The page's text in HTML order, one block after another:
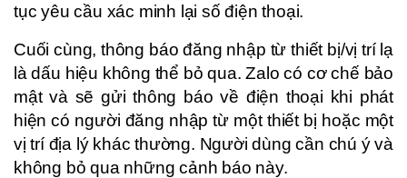
tục yêu cầu xác minh lại số điện thoại.
Cuối cùng, thông báo đăng nhập từ thiết bị/vị trí lạ
là dấu hiệu không thể bỏ qua. Zalo có cơ chế bảo
mật và sẽ gửi thông báo về điện thoại khi phát
hiện có người đăng nhập từ một thiết bị hoặc một
vị trí địa lý khác thường. Người dùng cần chú ý và
không bỏ qua những cảnh báo này.